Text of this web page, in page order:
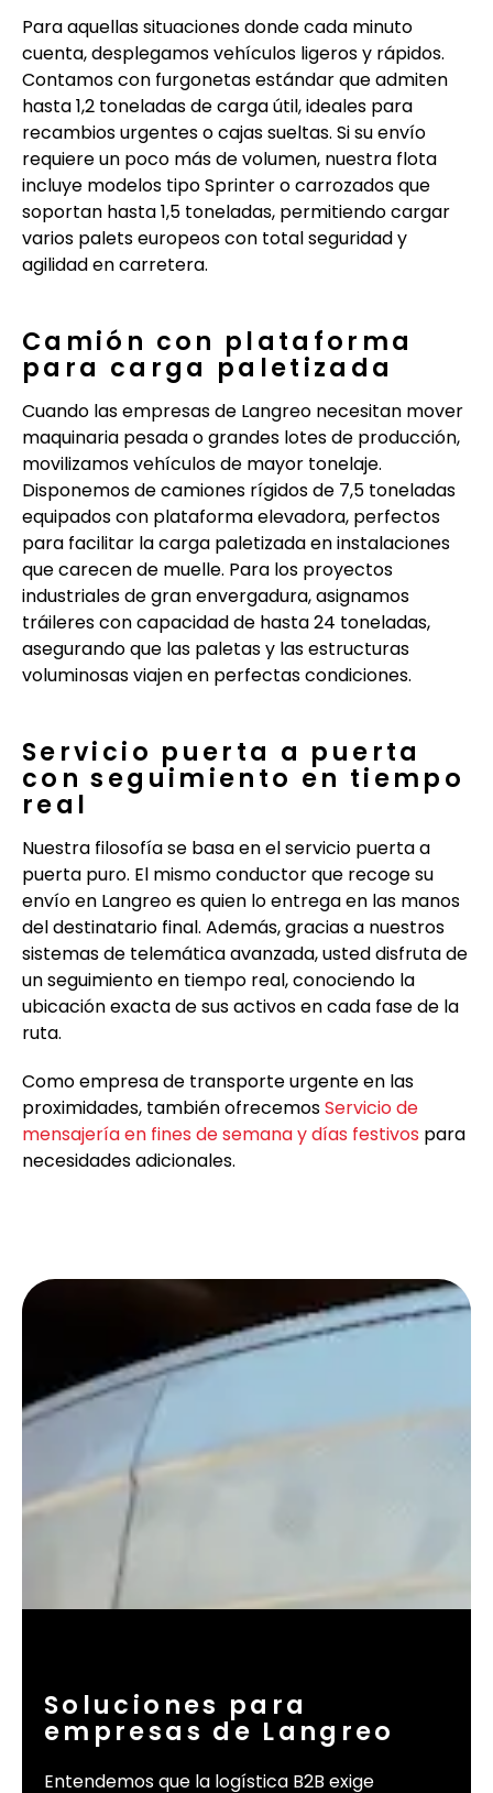
Para aquellas situaciones donde cada minuto
cuenta, desplegamos vehículos ligeros y rápidos.
Contamos con furgonetas estándar que admiten
hasta 1,2 toneladas de carga útil, ideales para
recambios urgentes o cajas sueltas. Si su envío
requiere un poco más de volumen, nuestra flota
incluye modelos tipo Sprinter o carrozados que
soportan hasta 1,5 toneladas, permitiendo cargar
varios palets europeos con total seguridad y
agilidad en carretera.
Camión con plataforma
para carga paletizada
Cuando las empresas de Langreo necesitan mover
maquinaria pesada o grandes lotes de producción,
movilizamos vehículos de mayor tonelaje.
Disponemos de camiones rígidos de 7,5 toneladas
equipados con plataforma elevadora, perfectos
para facilitar la carga paletizada en instalaciones
que carecen de muelle. Para los proyectos
industriales de gran envergadura, asignamos
tráileres con capacidad de hasta 24 toneladas,
asegurando que las paletas y las estructuras
voluminosas viajen en perfectas condiciones.
Servicio puerta a puerta
con seguimiento en tiempo
real
Nuestra filosofía se basa en el servicio puerta a
puerta puro. El mismo conductor que recoge su
envío en Langreo es quien lo entrega en las manos
del destinatario final. Además, gracias a nuestros
sistemas de telemática avanzada, usted disfruta de
un seguimiento en tiempo real, conociendo la
ubicación exacta de sus activos en cada fase de la
ruta.
Como empresa de transporte urgente en las
proximidades, también ofrecemosServicio de
mensajería en fines de semana y días festivos para
necesidades adicionales.
Soluciones para
empresas de Langreo
Entendemos que la logística B2B exige